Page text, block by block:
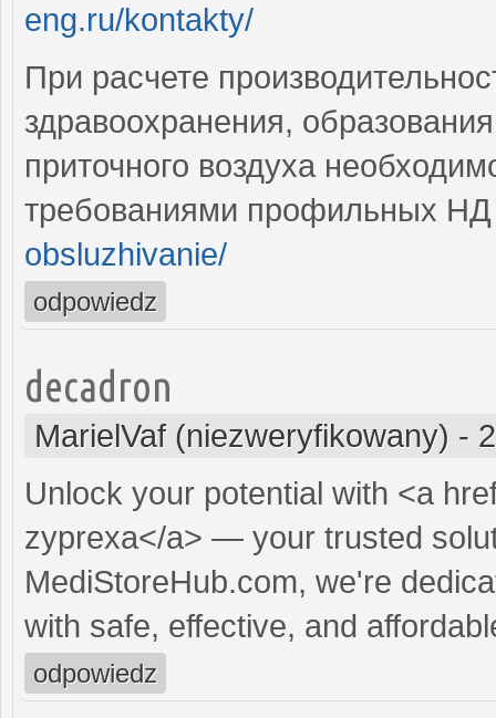
eng.ru/kontakty/
При расчете
здравоохранения,
приточного воздуха
требованиями профильных
obsluzhivanie/
odpowiedz
decadron
MarielVaf (niezweryfikowany) -
Unlock your potential with <a
zyprexa</a> — your trusted
MediStoreHub.com, we're
with safe, effective, and
odpowiedz